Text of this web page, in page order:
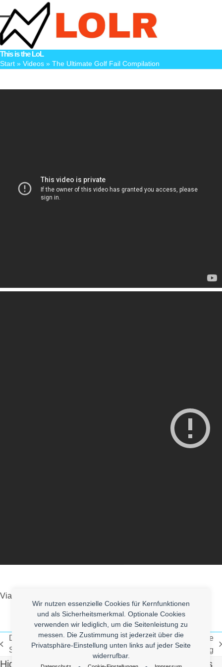
to
content
Wir nutzen essenzielle Cookies für Kernfunktionen
und als Sicherheitsmerkmal. Optionale Cookies
verwenden wir lediglich, um die Seitenleistung zu
messen. Die Zustimmung ist jederzeit über die
Privatsphäre-Einstellung unten links auf jeder Seite
widerrufbar.
Open
mobile
menu
Close
mobile
menu
This is the LoL
Start » Videos » The Ultimate Golf Fail Compilation
Via
vorheriger
Beitrag:
Do The Harlem
Shake
Nächster
Ufo Over California Daytime Strange
Lights Amazing
High Quality Uberlol Content for You. Contact us